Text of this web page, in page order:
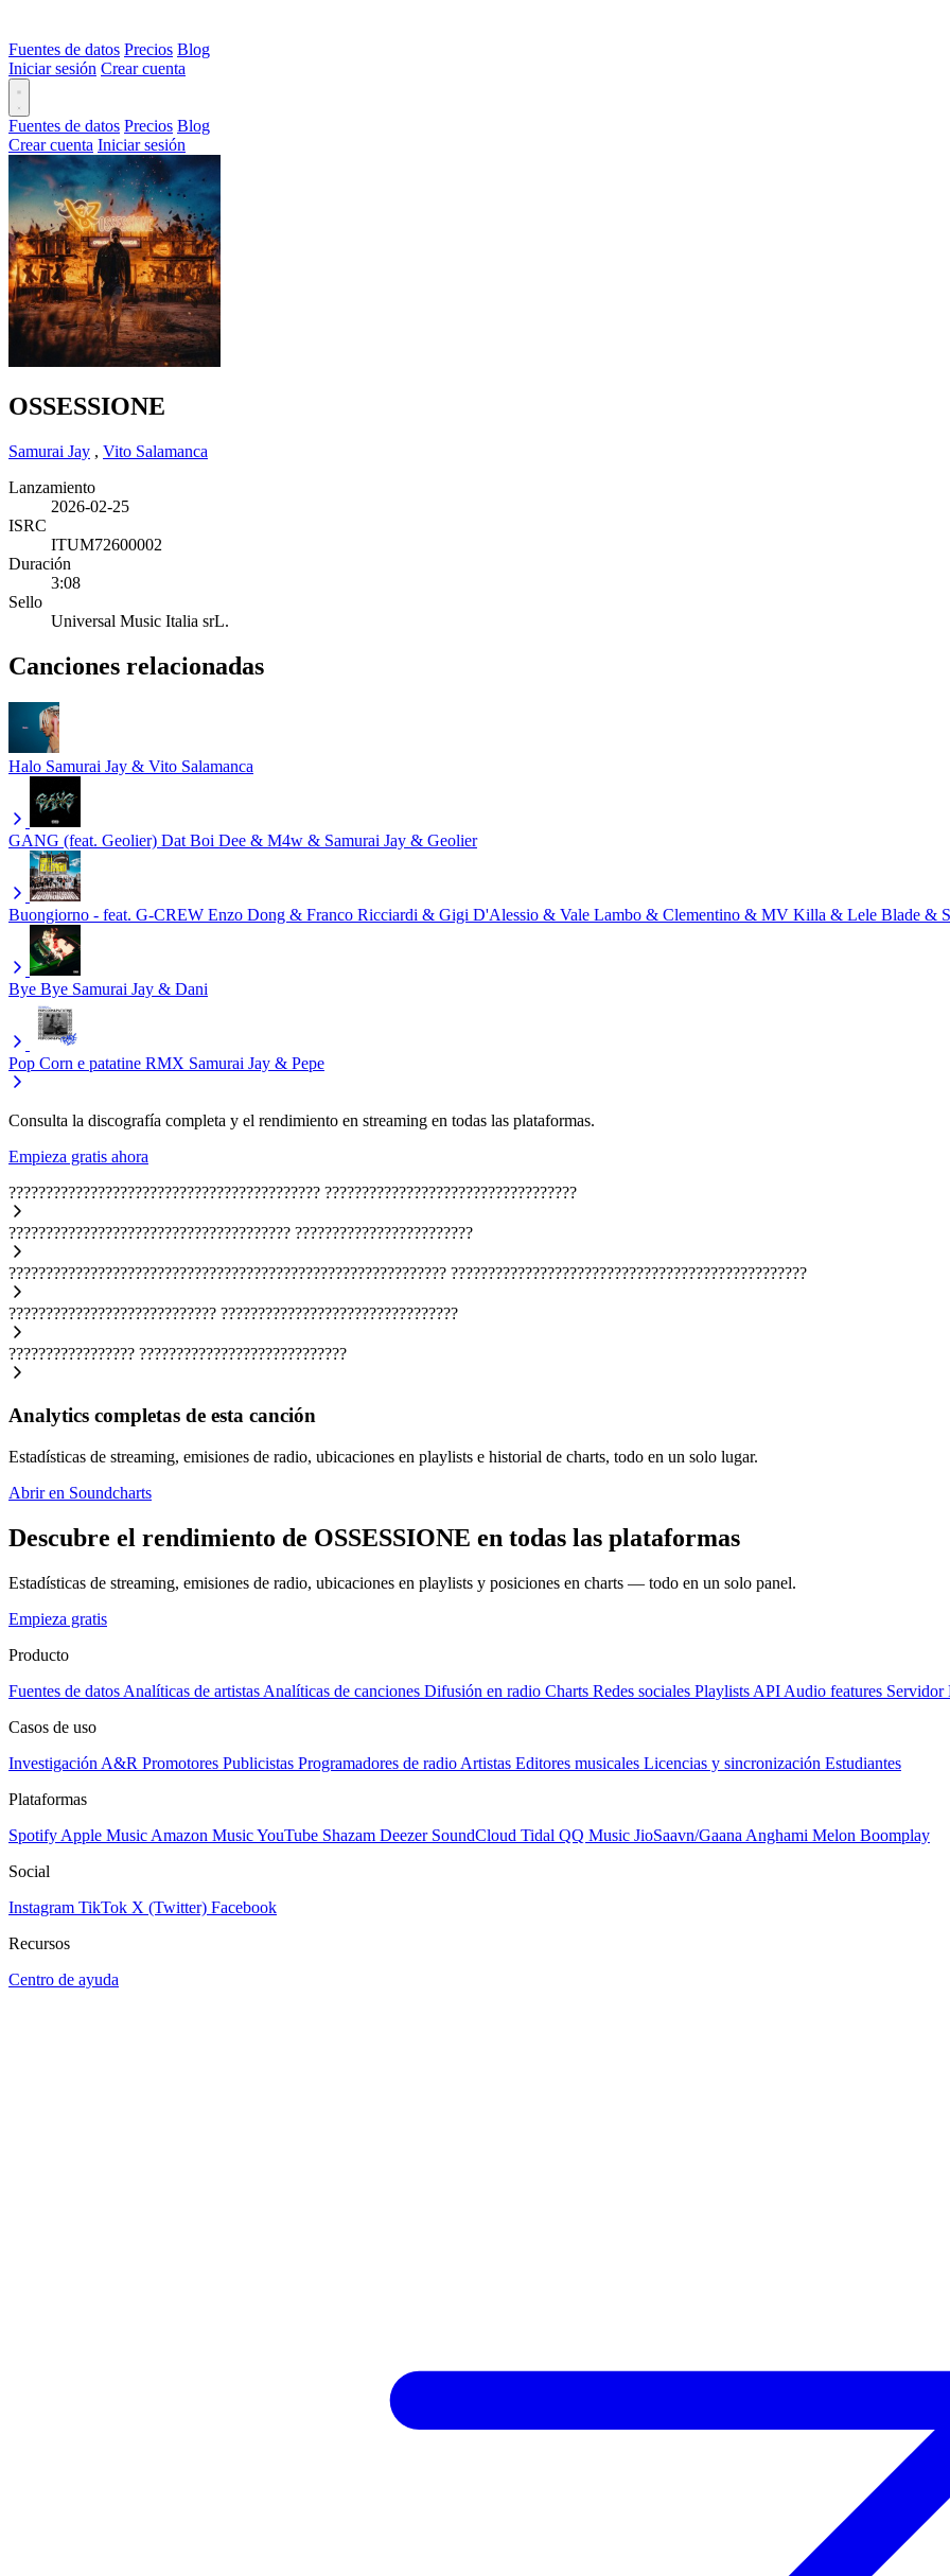
Fuentes de datos Precios Blog
Iniciar sesión Crear cuenta
Fuentes de datos Precios Blog
Crear cuenta Iniciar sesión
OSSESSIONE
Samurai Jay , Vito Salamanca
Lanzamiento
2026-02-25
ISRC
ITUM72600002
Duración
3:08
Sello
Universal Music Italia srL.
Canciones relacionadas
Halo Samurai Jay & Vito Salamanca
GANG (feat. Geolier) Dat Boi Dee & M4w & Samurai Jay & Geolier
Buongiorno - feat. G-CREW Enzo Dong & Franco Ricciardi & Gigi D'Alessio & Vale Lambo & Clementino & MV Killa & Lele Blade &
Bye Bye Samurai Jay & Dani
Pop Corn e patatine RMX Samurai Jay & Pepe
Consulta la discografía completa y el rendimiento en streaming en todas las plataformas.
Empieza gratis ahora
?????????????????????????????????????????? ??????????????????????????????????
?????????????????????????????????????? ????????????????????????
??????????????????????????????????????????????????????????? ????????????????????????????????????????????????
???????????????????????????? ????????????????????????????????
????????????????? ????????????????????????????
Analytics completas de esta canción
Estadísticas de streaming, emisiones de radio, ubicaciones en playlists e historial de charts, todo en un solo lugar.
Abrir en Soundcharts
Descubre el rendimiento de OSSESSIONE en todas las plataformas
Estadísticas de streaming, emisiones de radio, ubicaciones en playlists y posiciones en charts — todo en un solo panel.
Empieza gratis
Producto
Fuentes de datos Analíticas de artistas Analíticas de canciones Difusión en radio Charts Redes sociales Playlists API Audio features Servidor
Casos de uso
Investigación A&R Promotores Publicistas Programadores de radio Artistas Editores musicales Licencias y sincronización Estudiantes
Plataformas
Spotify Apple Music Amazon MusicYouTube Shazam Deezer SoundCloud Tidal QQ Music JioSaavn/Gaana Anghami Melon Boomplay
Social
Instagram TikTok X (Twitter) Facebook
Recursos
Centro de ayuda